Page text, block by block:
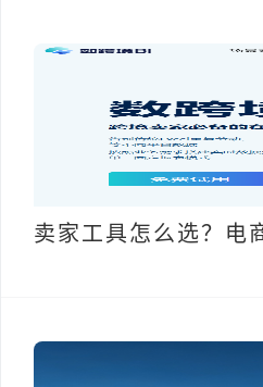
卖家工具怎么选？电